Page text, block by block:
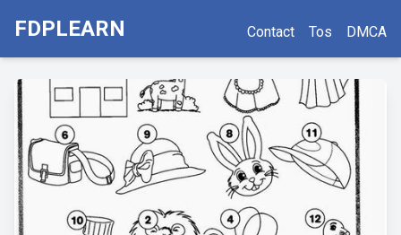
FDPLEARN Contact Tos DMCA